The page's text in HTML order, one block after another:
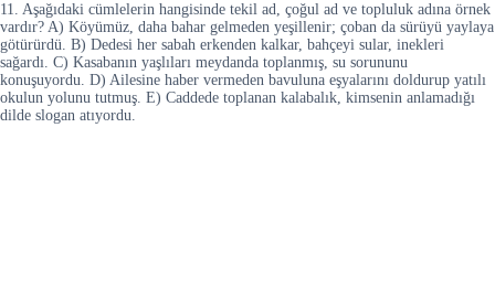
11. Aşağıdaki cümlelerin hangisinde tekil ad, çoğul ad ve topluluk adına örnek
vardır? A) Köyümüz, daha bahar gelmeden yeşillenir; çoban da sürüyü yaylaya
götürürdü. B) Dedesi her sabah erkenden kalkar, bahçeyi sular, inekleri
sağardı. C) Kasabanın yaşlıları meydanda toplanmış, su sorununu
konuşuyordu. D) Ailesine haber vermeden bavuluna eşyalarını doldurup yatılı
okulun yolunu tutmuş. E) Caddede toplanan kalabalık, kimsenin anlamadığı
dilde slogan atıyordu.